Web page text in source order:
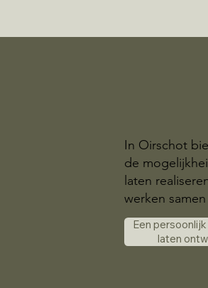
In Oirschot
de
laten
werken
Een
laten